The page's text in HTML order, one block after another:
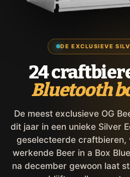
DE EXCLUSIEVE
24
Bluetooth
De meest exclusieve OG
dit jaar in een unieke Silver
geselecteerde craftbieren,
werkende Beer in a Box
na december gewoon laat